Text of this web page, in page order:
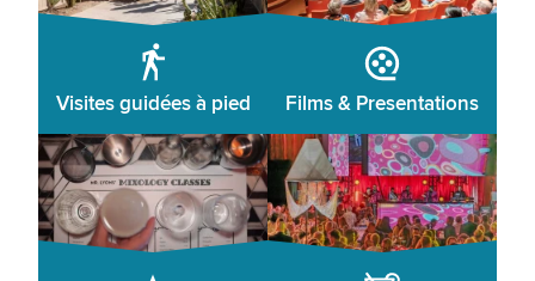
Visites guidées à pied Films & Presentations